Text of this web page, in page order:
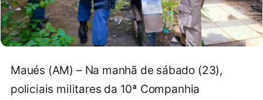
Maués (AM) – Na manhã de sábado (23),
policiais militares da 10ª Companhia